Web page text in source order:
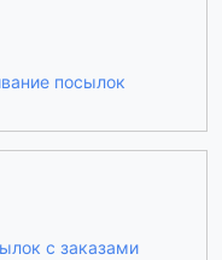
посылок
с заказами